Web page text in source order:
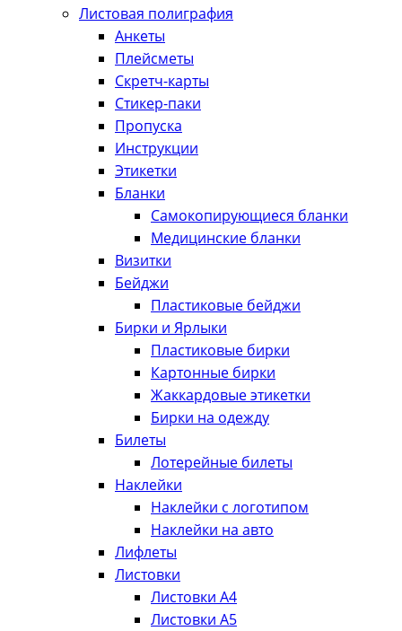
Листовая полиграфия
Анкеты
Плейсметы
Скретч-карты
Стикер-паки
Пропуска
Инструкции
Этикетки
Бланки
Самокопирующиеся бланки
Медицинские бланки
Визитки
Бейджи
Пластиковые бейджи
Бирки и Ярлыки
Пластиковые бирки
Картонные бирки
Жаккардовые этикетки
Бирки на одежду
Билеты
Лотерейные билеты
Наклейки
Наклейки с логотипом
Наклейки на авто
Лифлеты
Листовки
Листовки А4
Листовки А5